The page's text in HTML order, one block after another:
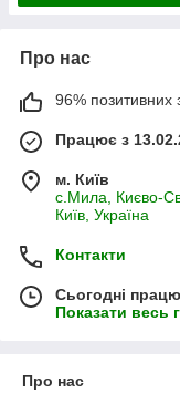
Про нас
96% позитивних з
Працює з
м. Київ
с.Мила, Києво-
Київ, Україна
Контакти
Сьогодні
Показати весь
Про нас